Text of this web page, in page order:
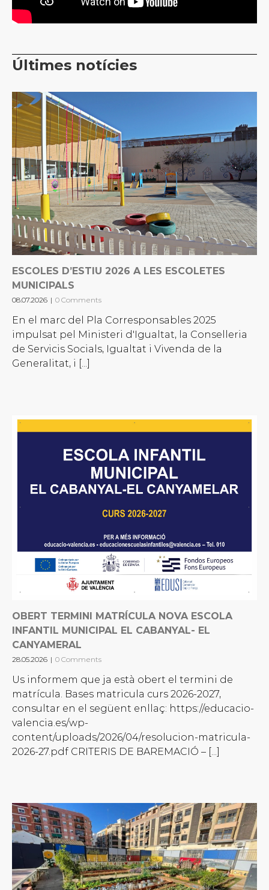
Últimes notícies
ESCOLES D’ESTIU 2026 A LES ESCOLETES
MUNICIPALS
08.07.2026 | 0 Comments
En el marc del Pla Corresponsables 2025
impulsat pel Ministeri d'Igualtat, la Conselleria
de Servicis Socials, Igualtat i Vivenda de la
Generalitat, i [...]
OBERT TERMINI MATRÍCULA NOVA ESCOLA
INFANTIL MUNICIPAL EL CABANYAL- EL
CANYAMERAL
28.05.2026 | 0 Comments
Us informem que ja està obert el termini de
matrícula. Bases matricula curs 2026-2027,
consultar en el següent enllaç: https://educacio-
valencia.es/wp-
content/uploads/2026/04/resolucion-matricula-
2026-27.pdf CRITERIS DE BAREMACIÓ – [...]